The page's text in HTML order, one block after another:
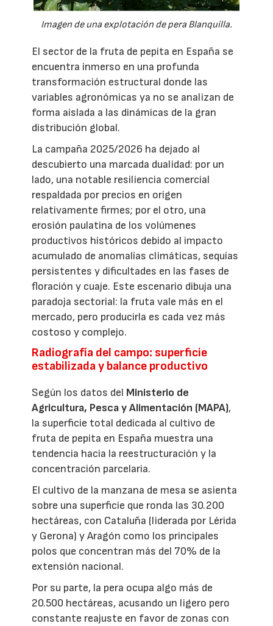
Imagen de una explotación de pera Blanquilla.
El sector de la fruta de pepita en España se
encuentra inmerso en una profunda
transformación estructural donde las
variables agronómicas ya no se analizan de
forma aislada a las dinámicas de la gran
distribución global.
La campaña 2025/2026 ha dejado al
descubierto una marcada dualidad: por un
lado, una notable resiliencia comercial
respaldada por precios en origen
relativamente firmes; por el otro, una
erosión paulatina de los volúmenes
productivos históricos debido al impacto
acumulado de anomalías climáticas, sequías
persistentes y dificultades en las fases de
floración y cuaje. Este escenario dibuja una
paradoja sectorial: la fruta vale más en el
mercado, pero producirla es cada vez más
costoso y complejo.
Radiografía del campo: superficie
estabilizada y balance productivo
Según los datos del Ministerio de
Agricultura, Pesca y Alimentación (MAPA),
la superficie total dedicada al cultivo de
fruta de pepita en España muestra una
tendencia hacia la reestructuración y la
concentración parcelaria.
El cultivo de la manzana de mesa se asienta
sobre una superficie que ronda las 30.200
hectáreas, con Cataluña (liderada por Lérida
y Gerona) y Aragón como los principales
polos que concentran más del 70% de la
extensión nacional.
Por su parte, la pera ocupa algo más de
20.500 hectáreas, acusando un ligero pero
constante reajuste en favor de zonas con